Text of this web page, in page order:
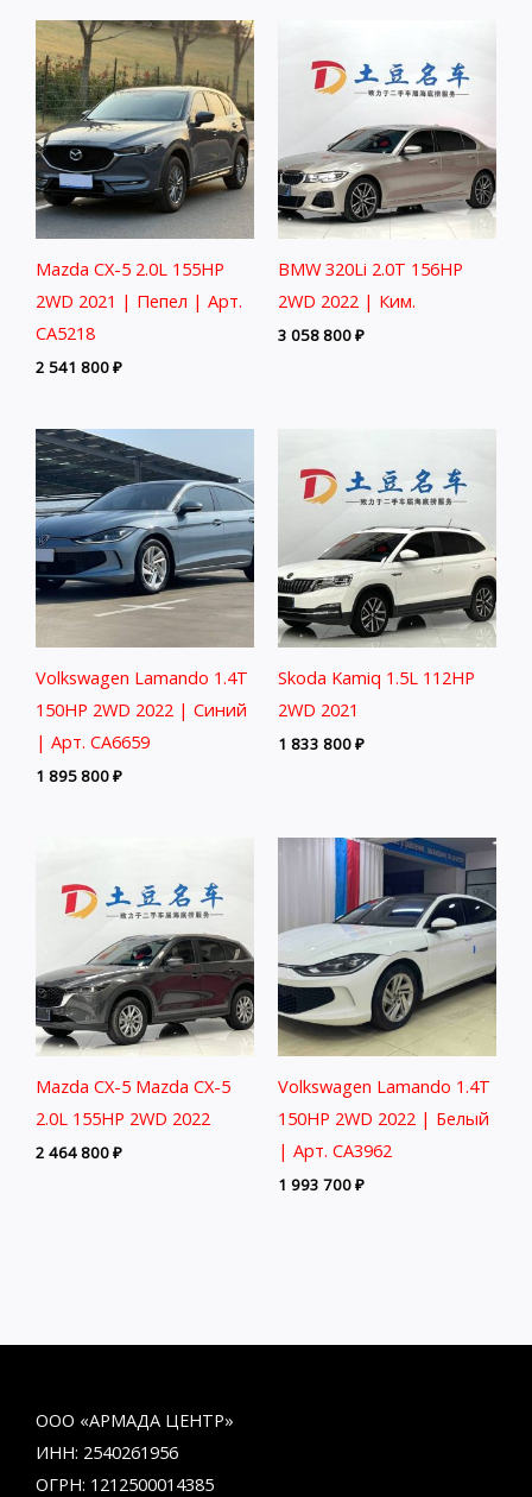
Mazda CX-5 2.0L 155HP
2WD 2021 | Пепел | Арт.
CA5218
2 541 800₽
BMW 320Li 2.0T 156HP
2WD 2022 | Ким.
3 058 800₽
Volkswagen Lamando 1.4T
150HP 2WD 2022 | Синий
| Арт. CA6659
1 895 800₽
Skoda Kamiq 1.5L 112HP
2WD 2021
1 833 800₽
Mazda CX-5 Mazda CX-5
2.0L 155HP 2WD 2022
2 464 800₽
Volkswagen Lamando 1.4T
150HP 2WD 2022 | Белый
| Арт. CA3962
1 993 700₽
ООО «АРМАДА ЦЕНТР»
ИНН: 2540261956
ОГРН: 1212500014385